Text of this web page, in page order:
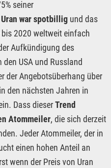
seiner
Uran war spotbillig und das
2020 weltweit einfach
Aufkündigung des
USA und Russland
der Angebotsüberhang über
den nächsten Jahren in
Dass dieserTrend
Atommeiler, die sich derzeit
Jeder Atommeiler, der in
einen hohen Anteil an
wenn der Preis von Uran